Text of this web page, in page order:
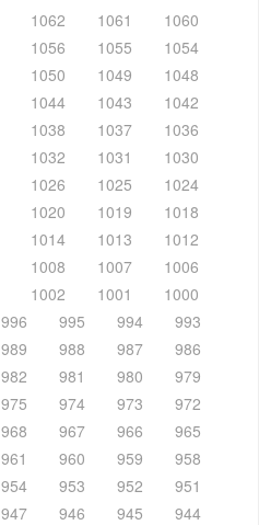
1062 1061
1060
1056 1055
1054
1050 1049
1048
1044 1043
1042
1038 1037
1036
1032 1031
1030
1026 1025
1024
1020 1019
1018
1014 1013
1012
1008 1007
1006
1002 1001
1000
996 995 994
993
989 988 987
986
982 981 980
979
975 974 973
972
968 967 966
965
961 960 959
958
954 953 952
951
947 946 945
944